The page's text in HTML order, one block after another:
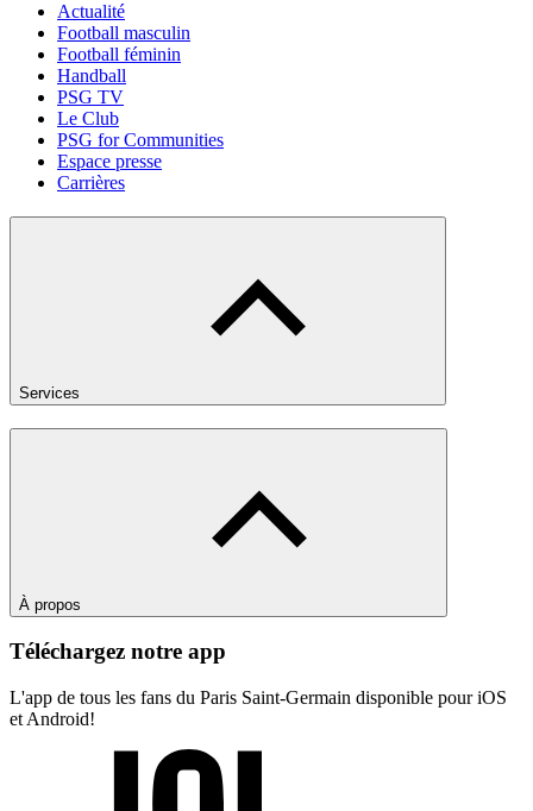
Actualité
Football masculin
Football féminin
Handball
PSG TV
Le Club
PSG for Communities
Espace presse
Carrières
Services
À propos
Téléchargez notre app
L'app de tous les fans du Paris Saint-Germain disponible pour iOS
et Android!